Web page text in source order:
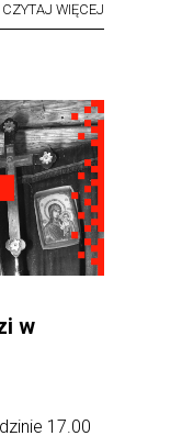
CZYTAJ WIĘCEJ
w
17.00